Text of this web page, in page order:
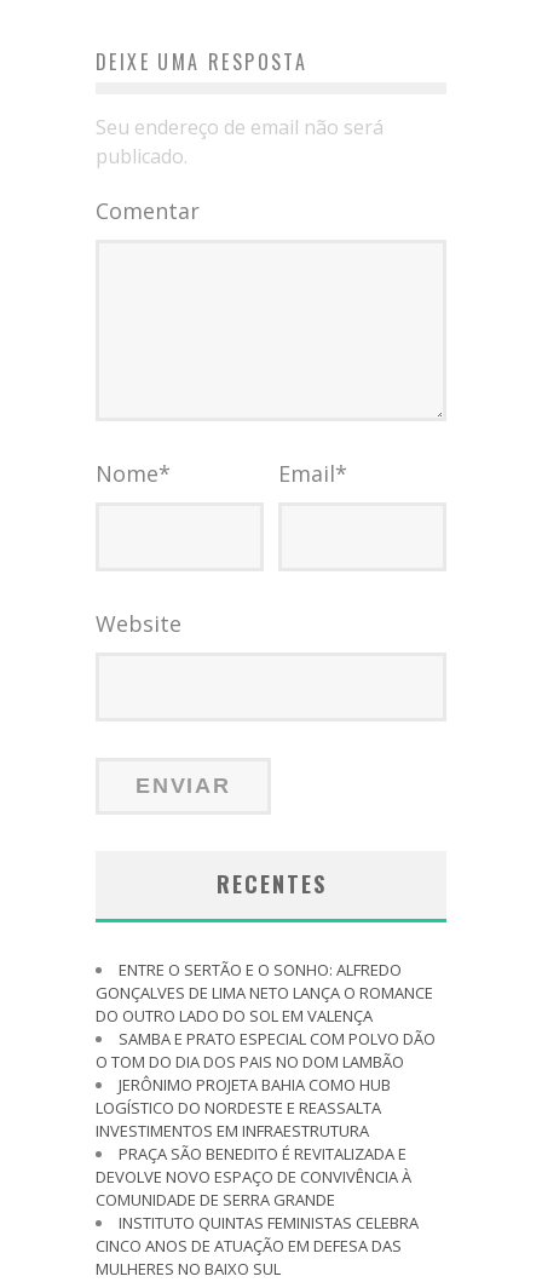
DEIXE UMA RESPOSTA
Seu endereço de email não será
publicado.
Comentar
Nome* Email*
Website
RECENTES
ENTRE O SERTÃO E O SONHO: ALFREDO
GONÇALVES DE LIMA NETO LANÇA O ROMANCE
DO OUTRO LADO DO SOL EM VALENÇA
SAMBA E PRATO ESPECIAL COM POLVO DÃO
O TOM DO DIA DOS PAIS NO DOM LAMBÃO
JERÔNIMO PROJETA BAHIA COMO HUB
LOGÍSTICO DO NORDESTE E REASSALTA
INVESTIMENTOS EM INFRAESTRUTURA
PRAÇA SÃO BENEDITO É REVITALIZADA E
DEVOLVE NOVO ESPAÇO DE CONVIVÊNCIA À
COMUNIDADE DE SERRA GRANDE
INSTITUTO QUINTAS FEMINISTAS CELEBRA
CINCO ANOS DE ATUAÇÃO EM DEFESA DAS
MULHERES NO BAIXO SUL